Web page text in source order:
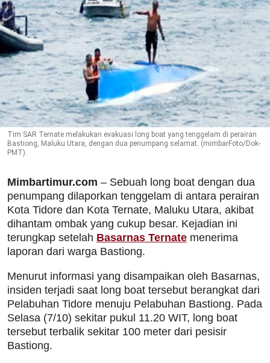
Tim SAR Ternate melakukan evakuasi long boat yang tenggelam di perairan
Bastiong, Maluku Utara, dengan dua penumpang selamat. (mimbarFoto/Dok-
PMT).
Mimbartimur.com – Sebuah long boat dengan dua
penumpang dilaporkan tenggelam di antara perairan
Kota Tidore dan Kota Ternate, Maluku Utara, akibat
dihantam ombak yang cukup besar. Kejadian ini
terungkap setelah Basarnas Ternate menerima
laporan dari warga Bastiong.
Menurut informasi yang disampaikan oleh Basarnas,
insiden terjadi saat long boat tersebut berangkat dari
Pelabuhan Tidore menuju Pelabuhan Bastiong. Pada
Selasa (7/10) sekitar pukul 11.20 WIT, long boat
tersebut terbalik sekitar 100 meter dari pesisir
Bastiong.